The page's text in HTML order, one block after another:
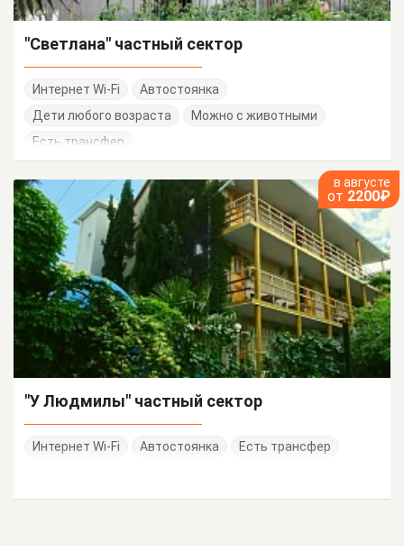
"Светлана" частный сектор
Интернет Wi-Fi
Автостоянка
Дети любого возраста
Можно с животными
Есть трансфер
в августе
от 2200₽
"У Людмилы" частный сектор
Интернет Wi-Fi Автостоянка Есть трансфер